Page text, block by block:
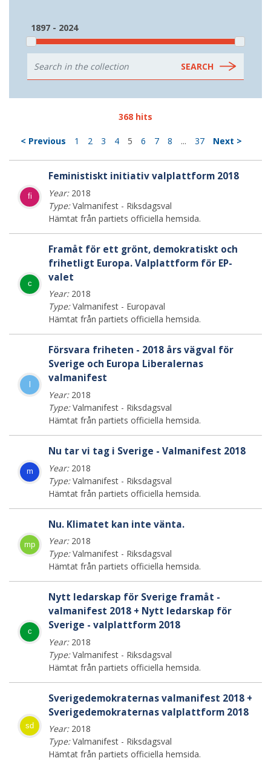
1897 - 2024
368 hits
< Previous 1 2 3 4 5 6 7 8 ... 37 Next >
fi
Feministiskt initiativ valplattform 2018
Year:2018
Type:Valmanifest - Riksdagsval
Hämtat från partiets officiella hemsida.
c
Framåt för ett grönt, demokratiskt och
frihetligt Europa. Valplattform för EP-
valet
Year:2018
Type:Valmanifest - Europaval
Hämtat från partiets officiella hemsida.
Försvara friheten - 2018 års vägval för
Sverige och Europa Liberalernas
valmanifest
Year:2018
Type:Valmanifest - Riksdagsval
Hämtat från partiets officiella hemsida.
m
Nu tar vi tag i Sverige - Valmanifest 2018
Year:2018
Type:Valmanifest - Riksdagsval
Hämtat från partiets officiella hemsida.
mp
Nu. Klimatet kan inte vänta.
Year:2018
Type:Valmanifest - Riksdagsval
Hämtat från partiets officiella hemsida.
c
Nytt ledarskap för Sverige framåt -
valmanifest 2018 + Nytt ledarskap för
Sverige - valplattform 2018
Year:2018
Type:Valmanifest - Riksdagsval
Hämtat från partiets officiella hemsida.
sd
Sverigedemokraternas valmanifest 2018 +
Sverigedemokraternas valplattform 2018
Year:2018
Type:Valmanifest - Riksdagsval
Hämtat från partiets officiella hemsida.